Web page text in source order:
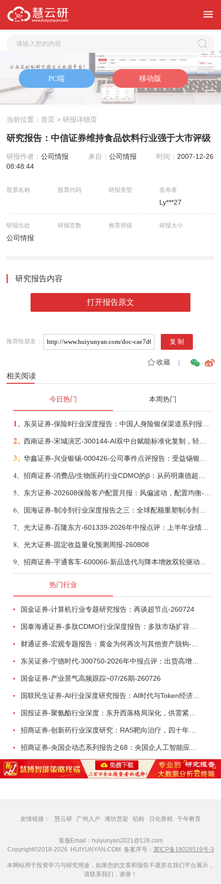
当前位置：首页 > 研报详细页
研究报告：中信证券维持食品饮料行业强于大市评级
研报作者：公司情报 来自：公司情报 时间： 2007-12-26
08:48:44
股票名称 股票代码 研报类型 发布者
Ly***27
研报出处
公司情报
研报页数 推荐评级 研报大小
研究报告内容
打开报告原文
推荐给朋友：
收藏|
相关阅读
今日热门 本周热门
1、
2、
3、
4、
5、
6、
7、 光大证券-百隆东方-601339-2026年中报点评：上半年业绩表现高增，国内外产能均有亮眼表现-260807
8、 光大证券-固定收益量化预测周报-260808
9、
热门行业
国金证券-计算机行业专题研究报告：再谈超节点-260724
东吴证券-宁德时代-300750-2026年中报点评：出货高增业绩稳健，回购彰显龙头信心-260726
国金证券-产业景气高频跟踪~07/26期-260726
国联民生证券-AI行业深度研究报告：AI时代与Token经济，从技术符号到数字石油-260801
招商证券-创新药行业深度研究：RAS靶向治疗，四十年不可成药的终结，与终结之后的治疗格局演化-260805
友情链接： 慧云研 广州入户 潍坊货架 铝粉 日化香精 千年教育
客服Email：huiyunyan2021@126.com
Copyright©2018-2026 HUIYUNYAN.COM 备案序号： 冀ICP备18028519号-3
本网站用于投资学习与研究用途，如果您的文章和报告不愿意在我们平台展示，
请联系我们，谢谢！